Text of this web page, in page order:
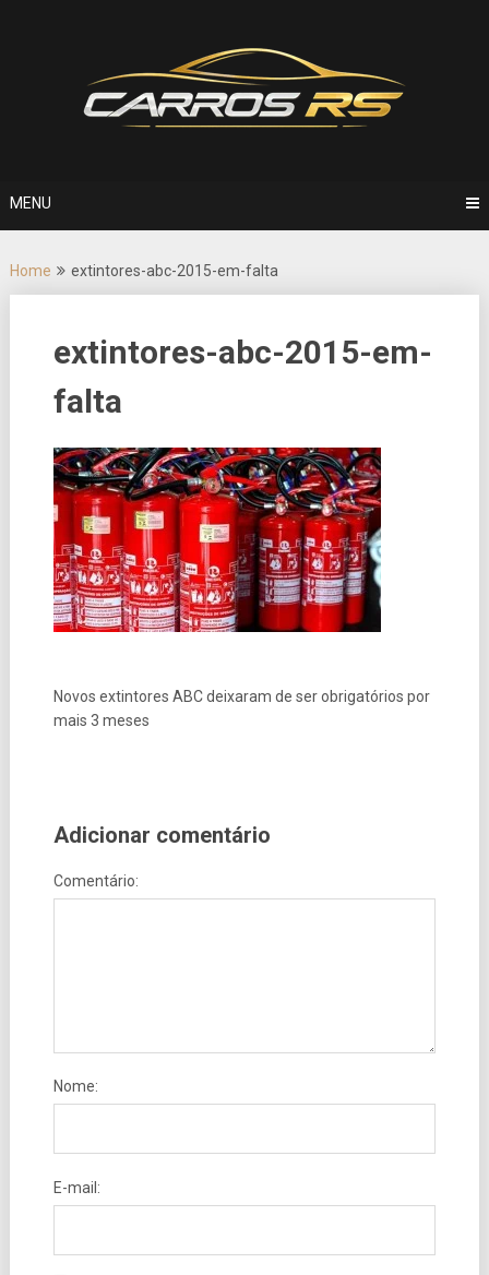
MENU
Home extintores-abc-2015-em-falta
extintores-abc-2015-em-
falta
Novos extintores ABC deixaram de ser obrigatórios por
mais 3 meses
Adicionar comentário
Comentário:
Nome:
E-mail: